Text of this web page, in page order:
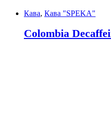
Кава, Кава "SPEKA"
Colombia